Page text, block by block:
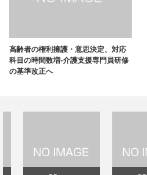
高齢者の権利擁護・意思決定、対応
科目の時間数増-介護支援専門員研修
の基準改正へ